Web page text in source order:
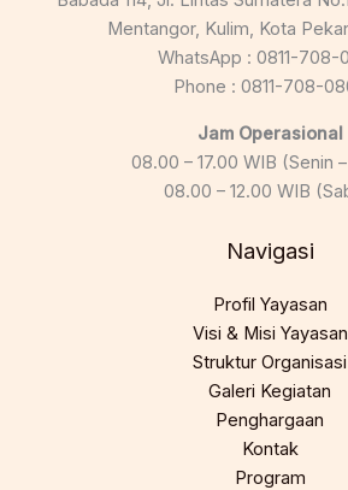
Mentangor, Kulim, Kota
WhatsApp : 0811-708-
Phone : 0811-708-
Jam Operasional
08.00 – 17.00 WIB (Senin
08.00 – 12.00 WIB
Navigasi
Profil Yayasan
Visi & Misi Yayasan
Struktur Organisasi
Galeri Kegiatan
Penghargaan
Kontak
Program